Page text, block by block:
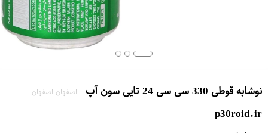
نوشابه قوطی 330 سی سی 24 تایی سون آپ اصفهان اصفهان
p30roid.ir